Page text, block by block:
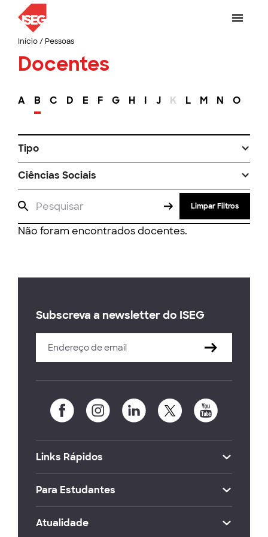
Início/ Pessoas
Docentes
A B C D E F G H I J K L M N O
Tipo
Ciências Sociais
Limpar Filtros
Não foram encontrados docentes.
Subscreva a newsletter do ISEG
Links Rápidos
Para Estudantes
Atualidade